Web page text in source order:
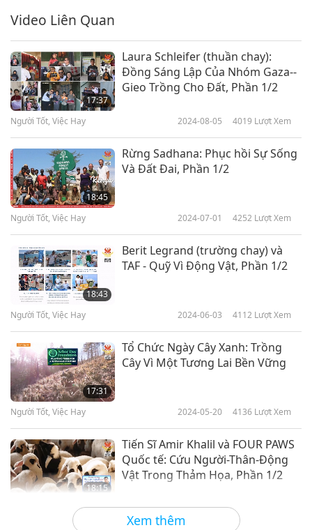
Xem thêm
Video Liên Quan
17:37
Laura Schleifer (thuần chay):
Đồng Sáng Lập Của Nhóm Gaza--
Gieo Trồng Cho Đất, Phần 1/2
Người Tốt, Việc Hay 2024-08-05 4019 Lượt Xem
18:45
Rừng Sadhana: Phục hồi Sự Sống
Và Đất Đai, Phần 1/2
Người Tốt, Việc Hay 2024-07-01 4252 Lượt Xem
18:43
Berit Legrand (trường chay) và
TAF - Quỹ Vì Động Vật, Phần 1/2
Người Tốt, Việc Hay 2024-06-03 4112 Lượt Xem
17:31
Tổ Chức Ngày Cây Xanh: Trồng
Cây Vì Một Tương Lai Bền Vững
Người Tốt, Việc Hay 2024-05-20 4136 Lượt Xem
18:15
Tiến Sĩ Amir Khalil và FOUR PAWS
Quốc tế: Cứu Người-Thân-Động
Vật Trong Thảm Họa, Phần 1/2
Người Tốt, Việc Hay 2024-05-10 3963